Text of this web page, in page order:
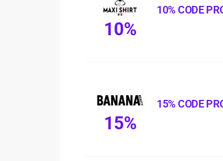
10%
10% CODE
15%
15% CODE